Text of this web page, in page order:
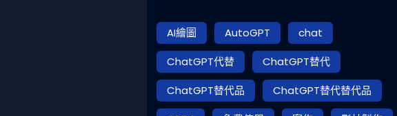
AI繪圖 AutoGPT
chat
ChatGPT代替
ChatGPT替代
ChatGPT替代品
ChatGPT替代替代品